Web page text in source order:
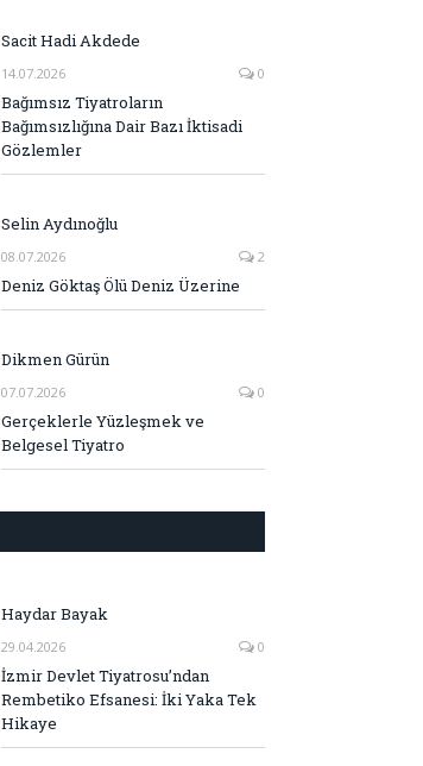
Sacit Hadi Akdede
14.07.2026 0
Bağımsız Tiyatroların
Bağımsızlığına Dair Bazı İktisadi
Gözlemler
Selin Aydınoğlu
08.07.2026 2
Deniz Göktaş Ölü Deniz Üzerine
Dikmen Gürün
07.07.2026 0
Gerçeklerle Yüzleşmek ve
Belgesel Tiyatro
Haydar Bayak
29.04.2026 0
İzmir Devlet Tiyatrosu’ndan
Rembetiko Efsanesi: İki Yaka Tek
Hikaye